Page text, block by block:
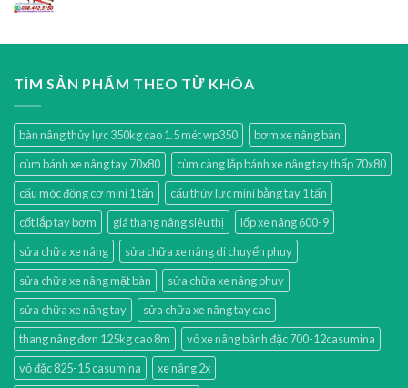
TÌM SẢN PHẨM THEO TỪ KHÓA
bàn nâng thủy lực 350kg cao 1.5 mét wp350
bơm xe nâng bàn
cùm bánh xe nâng tay 70x80
cùm càng lắp bánh xe nâng tay thấp 70x80
cẩu móc động cơ mini 1 tấn
cẩu thủy lực mini bằng tay 1 tấn
cốt lắp tay bơm
giá thang nâng siêu thị
lốp xe nâng 600-9
sửa chữa xe nâng
sửa chữa xe nâng di chuyển phuy
sửa chữa xe nâng mặt bàn
sửa chữa xe nâng phuy
sửa chữa xe nâng tay
sửa chữa xe nâng tay cao
thang nâng đơn 125kg cao 8m
vỏ xe nâng bánh đặc 700-12casumina
vỏ đặc 825-15 casumina
xe nâng 2x